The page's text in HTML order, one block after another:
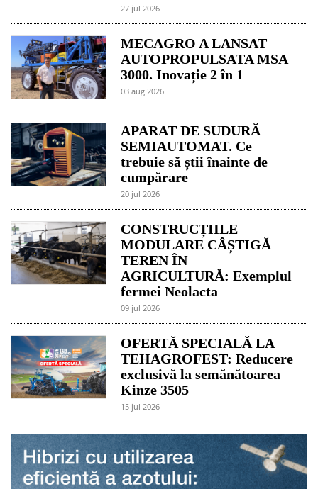
27 jul 2026
MECAGRO A LANSAT
AUTOPROPULSATA MSA
3000. Inovație 2 în 1
03 aug 2026
APARAT DE SUDURĂ
SEMIAUTOMAT. Ce
trebuie să știi înainte de
cumpărare
20 jul 2026
CONSTRUCȚIILE
MODULARE CÂȘTIGĂ
TEREN ÎN
AGRICULTURĂ: Exemplul
fermei Neolacta
09 jul 2026
OFERTĂ SPECIALĂ LA
TEHAGROFEST: Reducere
exclusivă la semănătoarea
Kinze 3505
15 jul 2026